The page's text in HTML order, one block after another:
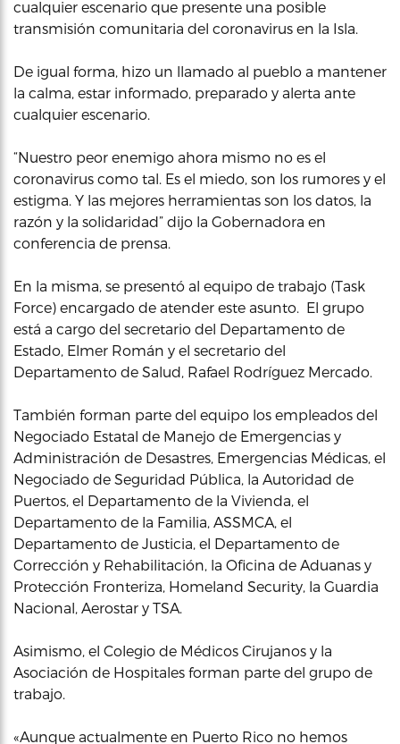
cualquier escenario que presente una posible
transmisión comunitaria del coronavirus en la Isla.
De igual forma, hizo un llamado al pueblo a mantener
la calma, estar informado, preparado y alerta ante
cualquier escenario.
“Nuestro peor enemigo ahora mismo no es el
coronavirus como tal. Es el miedo, son los rumores y el
estigma. Y las mejores herramientas son los datos, la
razón y la solidaridad” dijo la Gobernadora en
conferencia de prensa.
En la misma, se presentó al equipo de trabajo (Task
Force) encargado de atender este asunto. El grupo
está a cargo del secretario del Departamento de
Estado, Elmer Román y el secretario del
Departamento de Salud, Rafael Rodríguez Mercado.
También forman parte del equipo los empleados del
Negociado Estatal de Manejo de Emergencias y
Administración de Desastres, Emergencias Médicas, el
Negociado de Seguridad Pública, la Autoridad de
Puertos, el Departamento de la Vivienda, el
Departamento de la Familia, ASSMCA, el
Departamento de Justicia, el Departamento de
Corrección y Rehabilitación, la Oficina de Aduanas y
Protección Fronteriza, Homeland Security, la Guardia
Nacional, Aerostar y TSA.
Asimismo, el Colegio de Médicos Cirujanos y la
Asociación de Hospitales forman parte del grupo de
trabajo.
«Aunque actualmente en Puerto Rico no hemos